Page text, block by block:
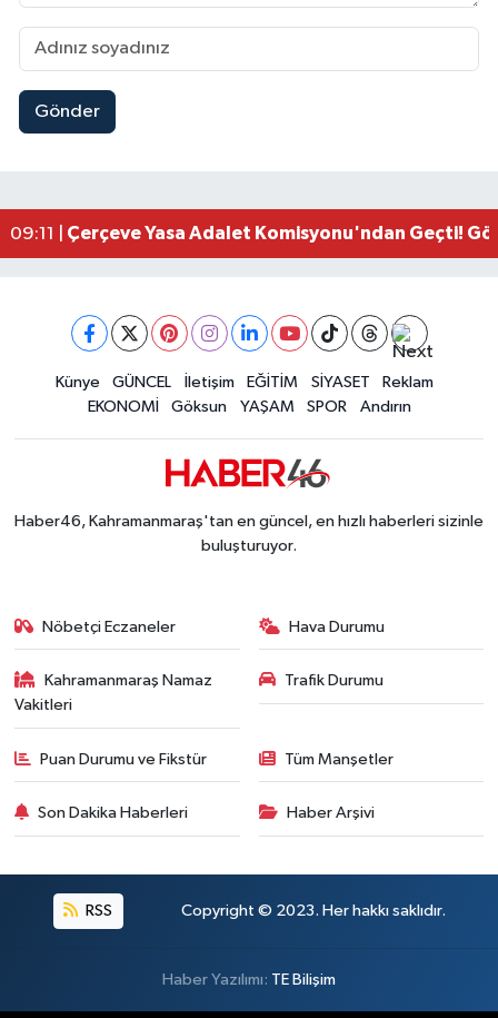
Gönder
17:19 |Kahramanmaraşlı İşçi Adana'daki Tünel
09:11 | Çerçeve Yasa Adalet Komisyonu'ndan Geçti!
09:04 |Kahramanmaraş'taki Okul Saldırısı TBMM
Kahramanmaraş'ta Pusula Maraş Eğitim
Kahramanmaraş'ta Tarım İçin Su Seferberliği
20:02 |Kahramanmaraş'ta 5 Kilometrelik Yolda Sıcak
Künye GÜNCEL İletişim EĞİTİM SİYASET
Reklam
EKONOMİ
Göksun YAŞAM SPOR Andırın
Haber46, Kahramanmaraş'tan en güncel, en hızlı haberleri sizinle
buluşturuyor.
Nöbetçi Eczaneler Hava Durumu
Kahramanmaraş Namaz
Vakitleri
Trafik Durumu
Puan Durumu ve Fikstür Tüm Manşetler
Son Dakika Haberleri Haber Arşivi
RSS Copyright © 2023. Her hakkı saklıdır.
Haber Yazılımı: TE Bilişim